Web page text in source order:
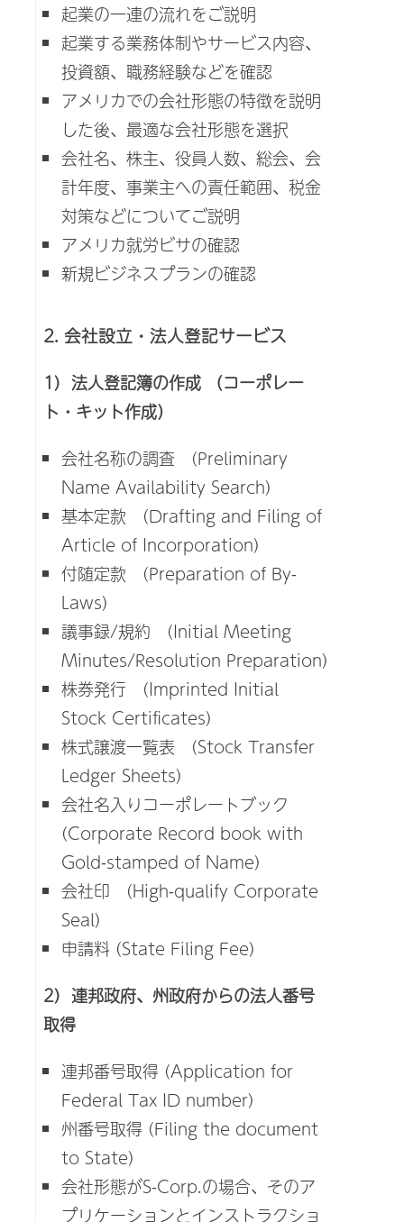
起業の一連の流れをご説明
起業する業務体制やサービス内容、
投資額、職務経験などを確認
アメリカでの会社形態の特徴を説明
した後、最適な会社形態を選択
会社名、株主、役員人数、総会、会
計年度、事業主への責任範囲、税金
対策などについてご説明
アメリカ就労ビサの確認
新規ビジネスプランの確認
2. 会社設立・法人登記サービス
1) 法人登記簿の作成 （コーポレー
ト・キット作成）
会社名称の調査 (Preliminary
Name Availability Search)
基本定款 (Drafting and Filing of
Article of Incorporation)
付随定款 (Preparation of By-
Laws)
議事録/規約 (Initial Meeting
Minutes/Resolution Preparation)
株券発行 (Imprinted Initial
Stock Certificates)
株式譲渡一覧表 (Stock Transfer
Ledger Sheets)
会社名入りコーポレートブック
(Corporate Record book with
Gold-stamped of Name)
会社印 (High-qualify Corporate
Seal)
申請料 (State Filing Fee)
2) 連邦政府、州政府からの法人番号
取得
連邦番号取得 (Application for
Federal Tax ID number)
州番号取得 (Filing the document
to State)
会社形態がS-Corp.の場合、そのア
プリケーションとインストラクショ